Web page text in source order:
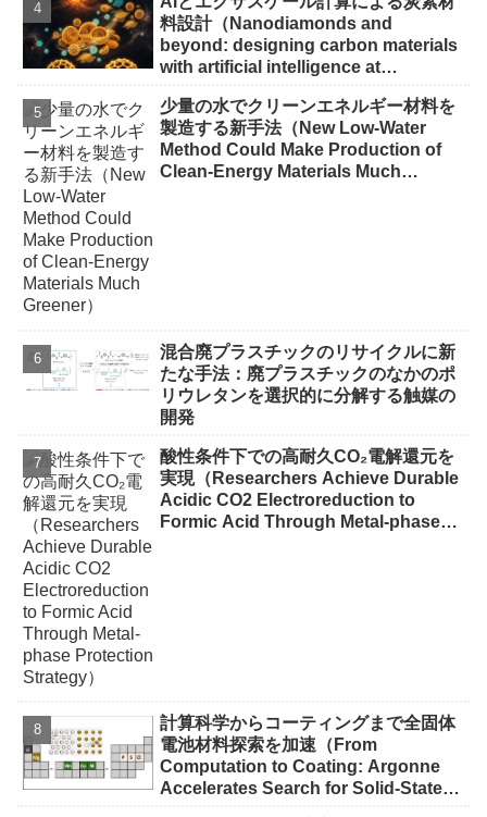
料設計（Nanodiamonds and
beyond: designing carbon materials
with artificial intelligence at
少量の水でクリーンエネルギー材料を
製造する新手法（New Low-Water
Method Could Make Production of
Clean-Energy Materials Much
混合廃プラスチックのリサイクルに新
たな手法：廃プラスチックのなかのポ
リウレタンを選択的に分解する触媒の
開発
酸性条件下での高耐久CO₂電解還元を
実現（Researchers Achieve Durable
Acidic CO2 Electroreduction to
Formic Acid Through Metal-phase
計算科学からコーティングまで全固体
電池材料探索を加速（From
Computation to Coating: Argonne
Accelerates Search for Solid-State